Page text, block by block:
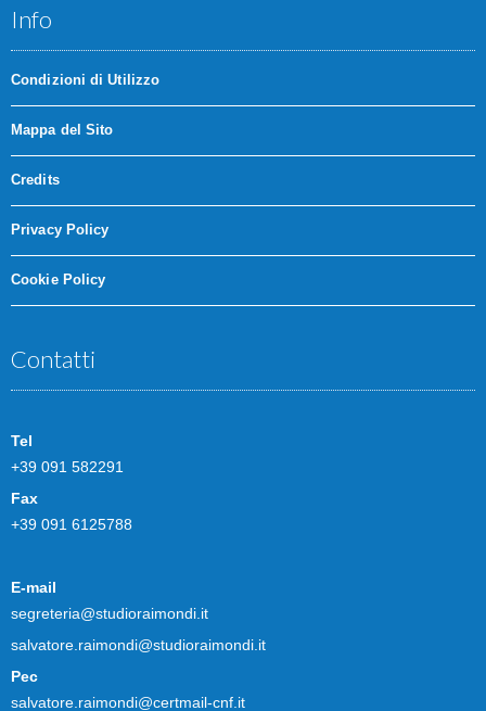
Info
Condizioni di Utilizzo
Mappa del Sito
Credits
Privacy Policy
Cookie Policy
Contatti
Tel
+39 091 582291
Fax
+39 091 6125788
E-mail
segreteria@studioraimondi.it
salvatore.raimondi@studioraimondi.it
Pec
salvatore.raimondi@certmail-cnf.it